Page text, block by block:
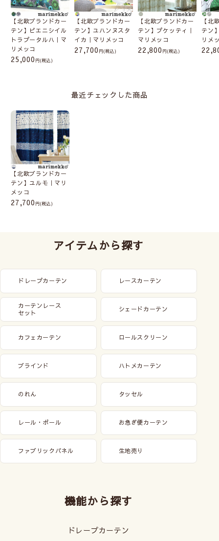
【北欧ブランドカー
テン】ピエニシイル
トラプータルハ｜マ
リメッコ
25,000 (税込)
【北欧ブランドカー
テン】ユハンヌスタ
イカ｜マリメッコ
27,700 (税込)
【北欧ブランドカー
テン】プケッティ｜
マリメッコ
22,800 (税込)
【北
テン
リメ
最近チェックした商品
【北欧ブランドカー
テン】ユルモ｜マリ
メッコ
27,700 (税込)
アイテムから探す
ドレープカーテン レースカーテン
カーテンレース
セット
シェードカーテン
カフェカーテン ロールスクリーン
ブラインド ハトメカーテン
のれん タッセル
レール・ポール お急ぎ便カーテン
ファブリックパネル 生地売り
機能から探す
ドレープカーテン